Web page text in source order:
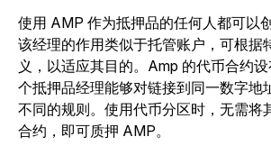
使用 AMP 作为抵押品的任何人都可以
该经理的作用类似于托管账户，可根据
义，以适应其目的。Amp 的代币合约
个抵押品经理能够对链接到同一数字地
不同的规则。使用代币分区时，无需将
合约，即可质押 AMP。